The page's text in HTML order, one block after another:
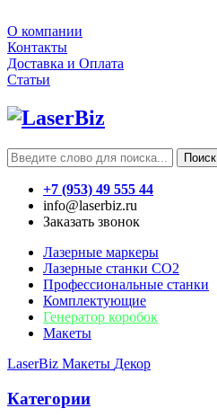
О компании
Контакты
Доставка и Оплата
Статьи
Поиск
+7 (953) 49 555 44
info@laserbiz.ru
Заказать звонок
Лазерные маркеры
Лазерные станки CO2
Профессиональные станки
Комплектующие
Генератор коробок
Макеты
LaserBiz Макеты Декор
Категории